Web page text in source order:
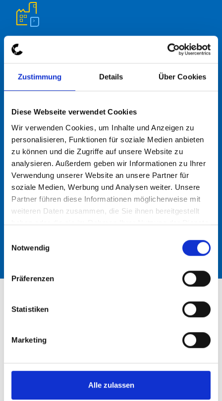
Zustimmung Details Über Cookies
Diese Webseite verwendet Cookies
Wir verwenden Cookies, um Inhalte und Anzeigen zu
personalisieren, Funktionen für soziale Medien anbieten
zu können und die Zugriffe auf unsere Website zu
analysieren. Außerdem geben wir Informationen zu Ihrer
Verwendung unserer Website an unsere Partner für
soziale Medien, Werbung und Analysen weiter. Unsere
Partner führen diese Informationen möglicherweise mit
weiteren Daten zusammen, die Sie ihnen bereitgestellt
haben oder die sie im Rahmen Ihrer Nutzung der Dienste
Notwendig
Präferenzen
Statistiken
Marketing
Alle zulassen
Asset Management
Geräteintegration
Gerätekonfiguration, Diagnose und Wartung
Embedded Software
Mikrocontroller
Embedded User Interfaces
Was uns ausmacht!
Am Standort in Karlsruhe haben wir ein stark
aufgestelltes, internationales Team aus erfahrenen
Beratern und Software-Entwicklern und setzen nicht